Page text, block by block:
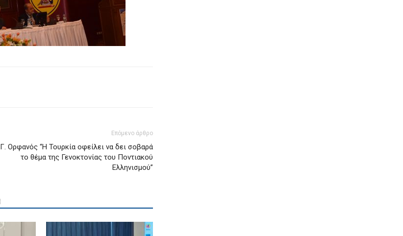
Επόμενο άρθρο
Γ. Ορφανός “Η Τουρκία οφείλει να δει σοβαρά
το θέμα της Γενοκτονίας του Ποντιακού
Ελληνισμού”